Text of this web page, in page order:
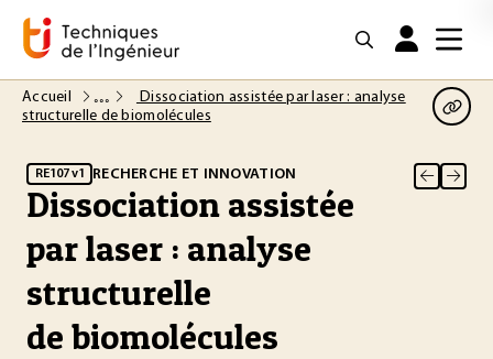
Accueil
Dissociation assistée par laser : analyse
structurelle de biomolécules
RE107 v1 RECHERCHE ET INNOVATION
Dissociation assistée
par laser : analyse
structurelle
de biomolécules